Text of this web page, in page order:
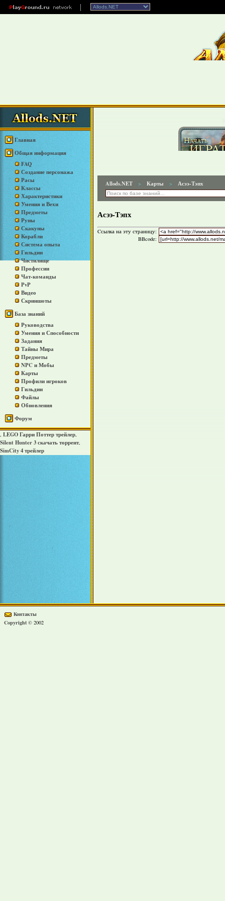
Главная
Общая информация
FAQ
Создание персонажа
Расы
Классы
Характеристики
Умения и Вехи
Предметы
Руны
Скакуны
Корабли
Система опыта
Гильдии
Чистилище
Профессии
Чат-команды
PvP
Видео
Скриншоты
База знаний
Руководства
Умения и Способности
Задания
Тайны Мира
Предметы
NPC и Мобы
Карты
Профили игроков
Гильдии
Файлы
Обновления
Форум
, LEGO Гарри Поттер трейлер,
Silent Hunter 3 скачать торрент,
SimCity 4 трейлер
Allods.NET > Карты > Асээ-Тэпх
Асээ-Тэпх
Cсылка на эту страницу:
BBcode:
Контакты
Copyright © 2002